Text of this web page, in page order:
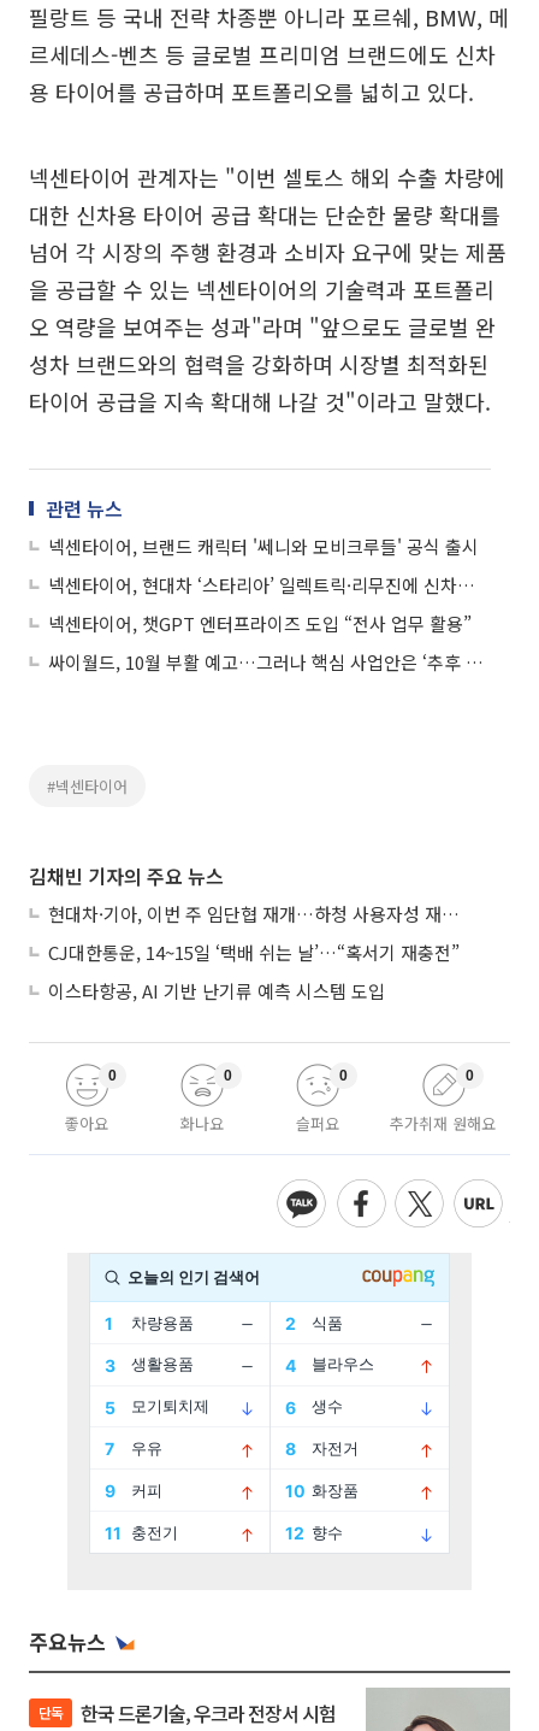
필랑트 등 국내 전략 차종뿐 아니라 포르쉐, BMW, 메
르세데스-벤츠 등 글로벌 프리미엄 브랜드에도 신차
용 타이어를 공급하며 포트폴리오를 넓히고 있다.
넥센타이어 관계자는 "이번 셀토스 해외 수출 차량에
대한 신차용 타이어 공급 확대는 단순한 물량 확대를
넘어 각 시장의 주행 환경과 소비자 요구에 맞는 제품
을 공급할 수 있는 넥센타이어의 기술력과 포트폴리
오 역량을 보여주는 성과"라며 "앞으로도 글로벌 완
성차 브랜드와의 협력을 강화하며 시장별 최적화된
타이어 공급을 지속 확대해 나갈 것"이라고 말했다.
관련 뉴스
넥센타이어, 브랜드 캐릭터 '쎄니와 모비크루들' 공식 출시
넥센타이어, 현대차 ‘스타리아’ 일렉트릭·리무진에 신차용 타이어 공급
넥센타이어, 챗GPT 엔터프라이즈 도입 “전사 업무 활용”
싸이월드, 10월 부활 예고…그러나 핵심 사업안은 ‘추후 공개’
#넥센타이어
김채빈 기자의 주요 뉴스
현대차·기아, 이번 주 임단협 재개…하청 사용자성 재심도 ‘변수’
CJ대한통운, 14~15일 ‘택배 쉬는 날’…“혹서기 재충전”
이스타항공, AI 기반 난기류 예측 시스템 도입
좋아요
0
화나요
0
슬퍼요
0
추가취재 원해요
0
주요뉴스
단독